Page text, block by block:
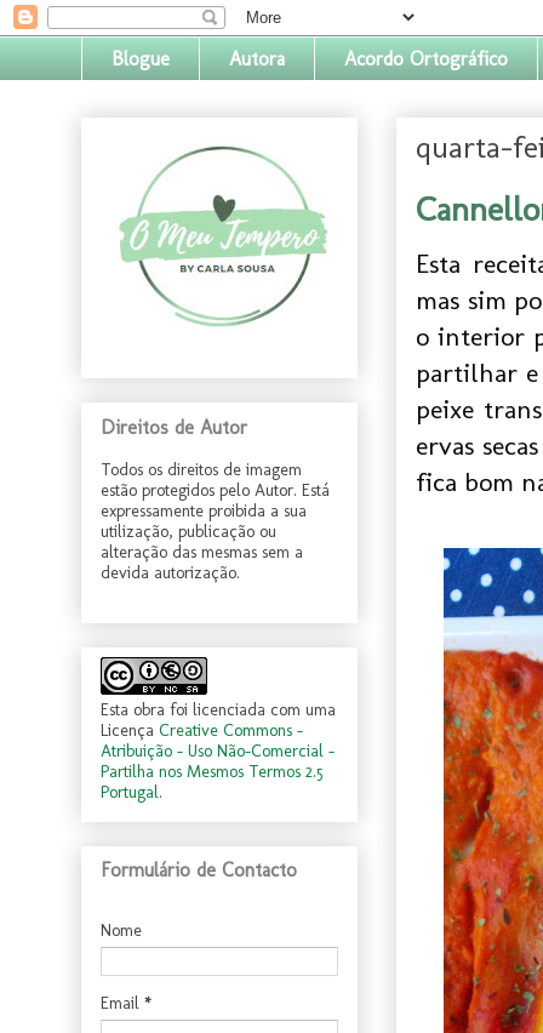
Blogue Autora Acordo Ortográfico
quarta-
Esta
mas sim
o interior
partilhar e
peixe
ervas
fica bom
Direitos de Autor
Todos os direitos de imagem
estão protegidos pelo Autor. Está
expressamente proibida a sua
utilização, publicação ou
alteração das mesmas sem a
devida autorização.
Esta obra foi licenciada com uma
Licença Creative Commons -
Atribuição - Uso Não-Comercial -
Partilha nos Mesmos Termos 2.5
Portugal.
Formulário de Contacto
Nome
Email *